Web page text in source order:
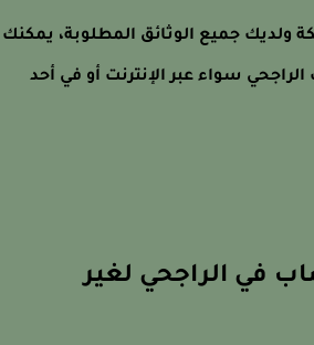
جميع الوثائق المطلوبة، يمكنك
سواء عبر الإنترنت أو في أحد
في الراجحي لغير